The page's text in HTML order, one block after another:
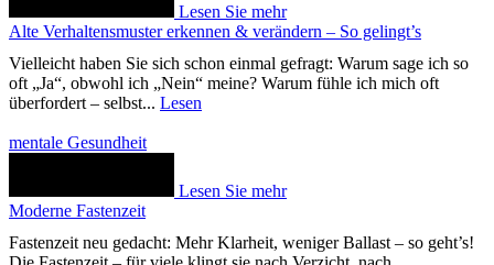
Lesen Sie mehr
Alte Verhaltensmuster erkennen & verändern – So gelingt’s
Vielleicht haben Sie sich schon einmal gefragt: Warum sage ich so
oft „Ja“, obwohl ich „Nein“ meine? Warum fühle ich mich oft
überfordert – selbst... Lesen
mentale Gesundheit
Lesen Sie mehr
Moderne Fastenzeit
Fastenzeit neu gedacht: Mehr Klarheit, weniger Ballast – so geht’s!